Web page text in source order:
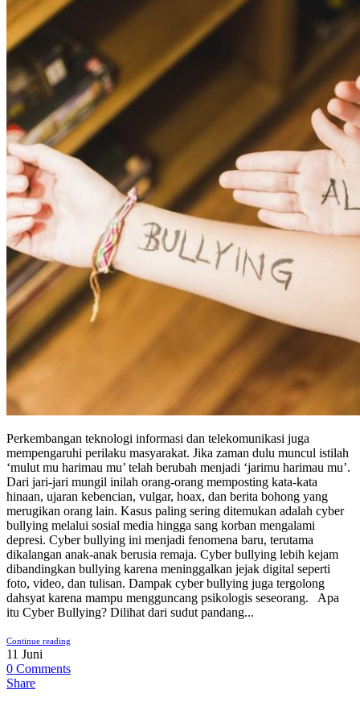
Perkembangan teknologi informasi dan telekomunikasi juga
mempengaruhi perilaku masyarakat. Jika zaman dulu muncul istilah
‘mulut mu harimau mu’ telah berubah menjadi ‘jarimu harimau mu’.
Dari jari-jari mungil inilah orang-orang memposting kata-kata
hinaan, ujaran kebencian, vulgar, hoax, dan berita bohong yang
merugikan orang lain. Kasus paling sering ditemukan adalah cyber
bullying melalui sosial media hingga sang korban mengalami
depresi. Cyber bullying ini menjadi fenomena baru, terutama
dikalangan anak-anak berusia remaja. Cyber bullying lebih kejam
dibandingkan bullying karena meninggalkan jejak digital seperti
foto, video, dan tulisan. Dampak cyber bullying juga tergolong
dahsyat karena mampu mengguncang psikologis seseorang. Apa
itu Cyber Bullying? Dilihat dari sudut pandang...
Continue reading
11 Juni
0 Comments
Share